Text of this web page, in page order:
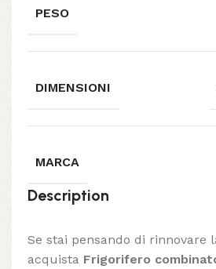
PESO
DIMENSIONI
MARCA
Description
Se stai pensando di rinnovare
acquista Frigorifero